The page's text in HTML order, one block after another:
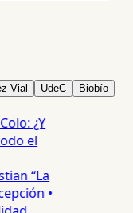
Vial UdeC Biobío
¿Y
el
“La
•